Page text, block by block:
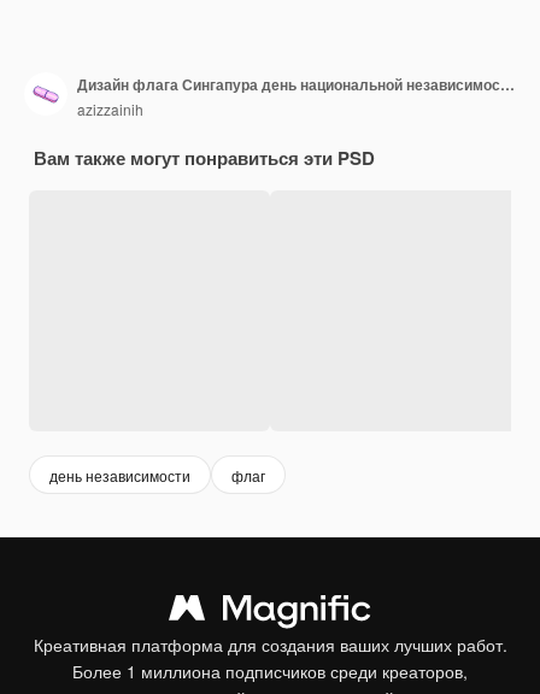
Дизайн флага Сингапура день национальной независимости баннер редактируемый текст и фон
azizzainih
Вам также могут понравиться эти PSD
день независимости флаг
Креативная платформа для создания ваших лучших работ.
Более 1 миллиона подписчиков среди креаторов,